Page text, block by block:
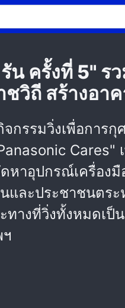
น ครั้งที่ 5"
วิถี สร้างอา
กรรมวิ่งเพื่อการ
หาอุปกรณ์เครื่อง
และประชาชนตร
างที่วิ่งทั้งหมดเ